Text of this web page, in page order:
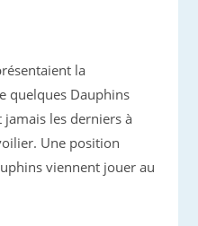
la
quelques Dauphins
les derniers à
Une position
viennent jouer au